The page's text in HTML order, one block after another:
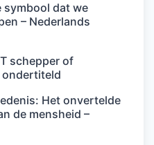
symbool dat we
– Nederlands
schepper of
ondertiteld
Het onvertelde
de mensheid –